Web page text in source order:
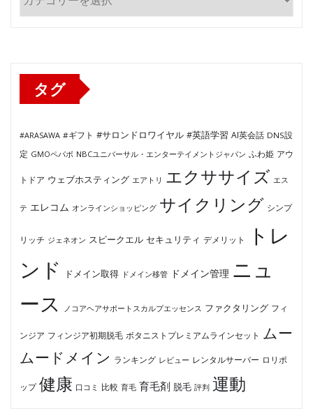
テ
タグ
#ARASAWA #ギフト #サロンドロワイヤル #英語学習 AI英会話 DNS設
定 GMOペパボ NBCユニバーサル・エンターテイメントジャパン ふわ姫 アウ
トドア ウェブホスティング エアトリ エクササイズ エス
テ エレコム オンラインショッピング サイクリング シンプ
リッチ ジェネオン スピークエル セキュリティ デメリット
トレ
ンド
ドメイン取得 ドメイン移管 ドメイン管理 ニュ
ース
ノコアヘアサポートスカルプエッセンス ファクタリング フィ
ンジア フィンジア初期脱毛 ボタニストプレミアムラインセット ムー
ムードメイン ランキング レビュー レンタルサーバー ロリポ
ップ 健康 口コミ 比較 育毛 育毛剤 脱毛 評判 運動